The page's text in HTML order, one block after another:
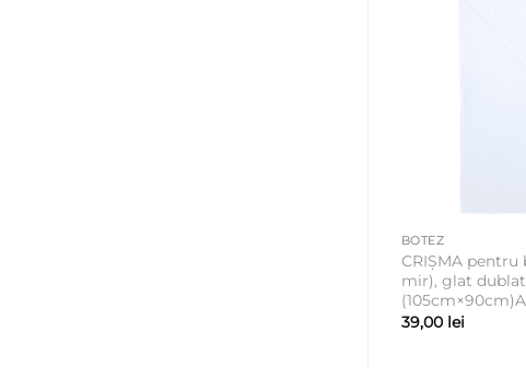
BOTEZ
CRIȘMA pentru
mir), glat
39,00 lei